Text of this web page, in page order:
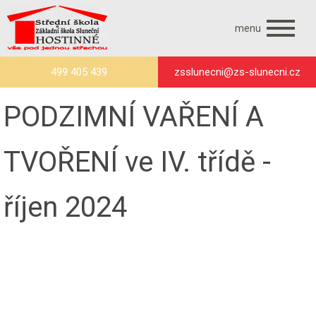
menu
499 405 439 zsslunecni@zs-slunecni.cz
PODZIMNÍ VAŘENÍ A
TVOŘENÍ ve IV. třídě -
říjen 2024